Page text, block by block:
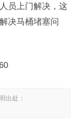
员上门解决，这
决马桶堵塞问
出处：